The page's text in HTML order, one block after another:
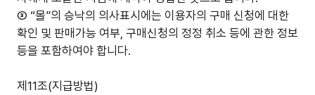
③ “몰”의 승낙의 의사표시에는 이용자의 구매 신청에 대한
확인 및 판매가능 여부, 구매신청의 정정 취소 등에 관한 정보
등을 포함하여야 합니다.
제11조(지급방법)